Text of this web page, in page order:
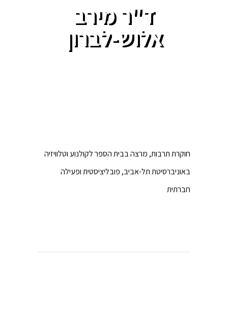
ד"ר מירב
אלוש-לברון
חוקרת תרבות, מרצה בבית הספר לקולנוע וטלוויזיה
באוניברסיטת תל-אביב, פובליציסטית ופעילה
חברתית